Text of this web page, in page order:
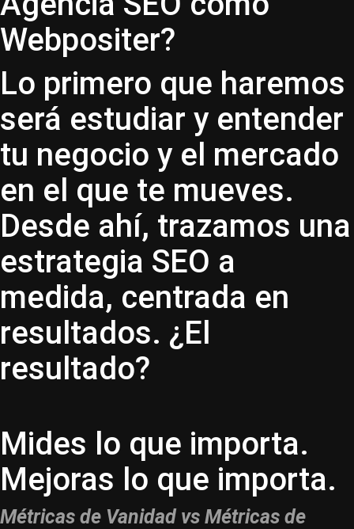
Webpositer?
Lo primero que haremos
será estudiar y entender
tu negocio y el mercado
en el que te mueves.
Desde ahí, trazamos una
estrategia SEO a
medida, centrada en
resultados. ¿El
resultado?
Mides lo que importa.
Mejoras lo que importa.
Métricas de Vanidad vs Métricas de